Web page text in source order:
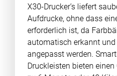
X30-Drucker’s liefert
Aufdrucke, ohne dass
erforderlich ist, da
automatisch erkannt
angepasst werden.
Druckleisten bieten